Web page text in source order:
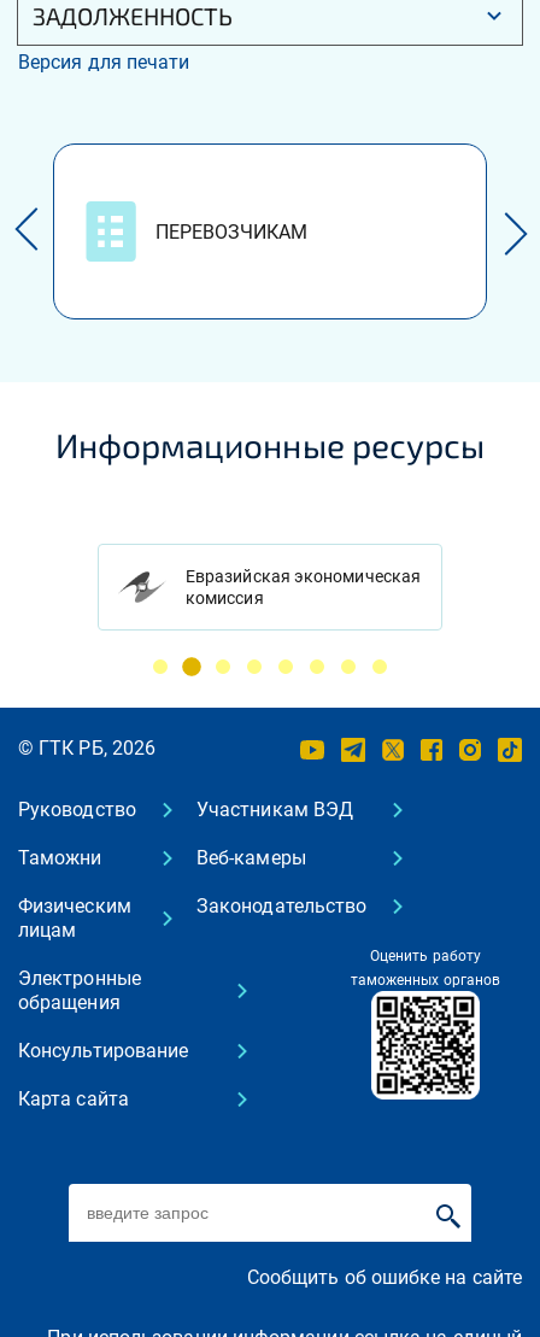
ЗАДОЛЖЕННОСТЬ
Версия для печати
ПЕРЕВОЗЧИКАМ
Информационные ресурсы
Евразийская экономическая
комиссия
© ГТК РБ, 2026
Руководство
Таможни
Физическим
лицам
Участникам ВЭД
Веб-камеры
Законодательство
Электронные
обращения
Консультирование
Карта сайта
Оценить работу
таможенных органов
Сообщить об ошибке на сайте